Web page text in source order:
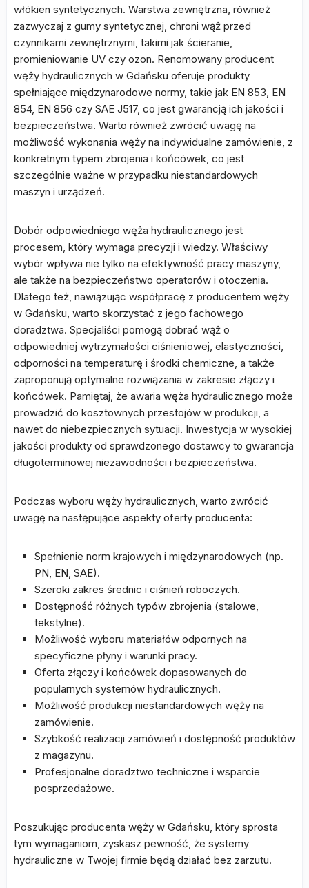
włókien syntetycznych. Warstwa zewnętrzna, również
zazwyczaj z gumy syntetycznej, chroni wąż przed
czynnikami zewnętrznymi, takimi jak ścieranie,
promieniowanie UV czy ozon. Renomowany producent
węży hydraulicznych w Gdańsku oferuje produkty
spełniające międzynarodowe normy, takie jak EN 853, EN
854, EN 856 czy SAE J517, co jest gwarancją ich jakości i
bezpieczeństwa. Warto również zwrócić uwagę na
możliwość wykonania węży na indywidualne zamówienie, z
konkretnym typem zbrojenia i końcówek, co jest
szczególnie ważne w przypadku niestandardowych
maszyn i urządzeń.
Dobór odpowiedniego węża hydraulicznego jest
procesem, który wymaga precyzji i wiedzy. Właściwy
wybór wpływa nie tylko na efektywność pracy maszyny,
ale także na bezpieczeństwo operatorów i otoczenia.
Dlatego też, nawiązując współpracę z producentem węży
w Gdańsku, warto skorzystać z jego fachowego
doradztwa. Specjaliści pomogą dobrać wąż o
odpowiedniej wytrzymałości ciśnieniowej, elastyczności,
odporności na temperaturę i środki chemiczne, a także
zaproponują optymalne rozwiązania w zakresie złączy i
końcówek. Pamiętaj, że awaria węża hydraulicznego może
prowadzić do kosztownych przestojów w produkcji, a
nawet do niebezpiecznych sytuacji. Inwestycja w wysokiej
jakości produkty od sprawdzonego dostawcy to gwarancja
długoterminowej niezawodności i bezpieczeństwa.
Podczas wyboru węży hydraulicznych, warto zwrócić
uwagę na następujące aspekty oferty producenta:
Spełnienie norm krajowych i międzynarodowych (np.
PN, EN, SAE).
Szeroki zakres średnic i ciśnień roboczych.
Dostępność różnych typów zbrojenia (stalowe,
tekstylne).
Możliwość wyboru materiałów odpornych na
specyficzne płyny i warunki pracy.
Oferta złączy i końcówek dopasowanych do
popularnych systemów hydraulicznych.
Możliwość produkcji niestandardowych węży na
zamówienie.
Szybkość realizacji zamówień i dostępność produktów
z magazynu.
Profesjonalne doradztwo techniczne i wsparcie
posprzedażowe.
Poszukując producenta węży w Gdańsku, który sprosta
tym wymaganiom, zyskasz pewność, że systemy
hydrauliczne w Twojej firmie będą działać bez zarzutu.